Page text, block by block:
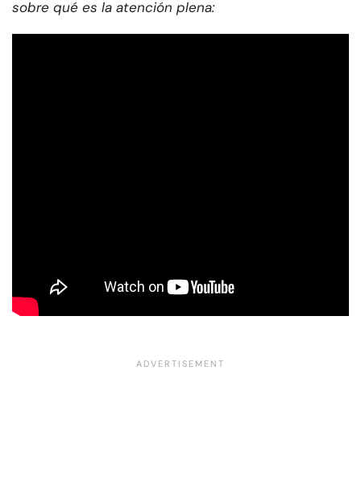
sobre qué es la atención plena: